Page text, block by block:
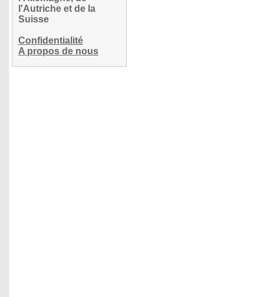
l'Autriche et de la
Suisse
Confidentialité
A propos de nous